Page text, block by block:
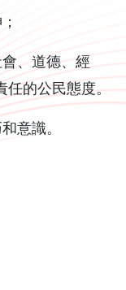
道德、經
的公民態度。
識。